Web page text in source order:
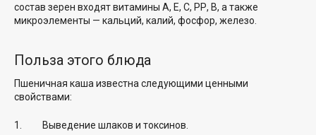
состав зерен входят витамины А, Е, С, РР, В, а также
микроэлементы — кальций, калий, фосфор, железо.
Польза этого блюда
Пшеничная каша известна следующими ценными
свойствами:
Выведение шлаков и токсинов.